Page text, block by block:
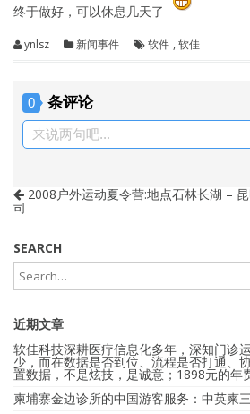
终于做好，可以休息几天了
ynlsz 新闻事件 软件 , 软佳
0 条评论
来说两句吧...
2008户外运动夏令营:地点石林长湖 –
司
SEARCH
近期文章
软佳科技深耕医疗信息化多年，深知门诊
少，而在数据是否到位、流程是否打通、
置数据，不是炫技，是诚意；1898元的年
柬埔寨金边诊所的中国游客服务：中英柬